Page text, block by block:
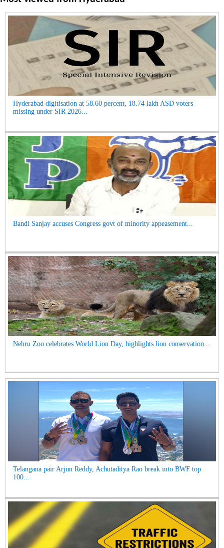
Hyderabad digitisation at 58.60 percent, 18.74 lakh ASD voters
missing under SIR 2026...
Bandi Sanjay accuses Congress govt of minority appeasement...
Nehru Zoo celebrates World Lion Day, highlights lion conservation...
Telangana pair Arjun Reddy, Achutaditya Rao break into BWF top
100...